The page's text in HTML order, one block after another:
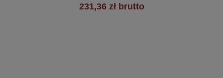
231,36 zł brutto